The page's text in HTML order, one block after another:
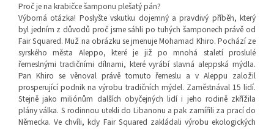
Proč je na krabičce šamponu plešatý pán?
Výborná otázka! Poslyšte vskutku dojemný a pravdivý příběh, který
byl jedním z důvodů proč jsme sáhli po tuhých šamponech právě od
Fair Squared. Muž na obrázku se jmenuje Mohamad Khiro. Pochází ze
syrského města Aleppo, které je již po mnohá staletí proslulé
řemeslnými tradičními dílnami, které vyrábí slavná aleppská mýdla.
Pan Khiro se věnoval právě tomuto řemeslu a v Aleppu založil
prosperující podnik na výrobu tradičních mýdel. Zaměstnával 15 lidí.
Stejně jako miliónům dalších obyčejných lidí i jeho rodině zkřížila
plány válka. S rodinnou utekli do Libanonu a pak zamířili za prací do
Německa. Ve chvíli, kdy Fair Squared zakládali výrobu ekologických